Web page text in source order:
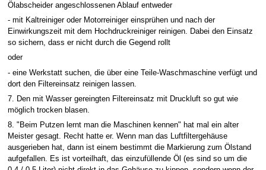
Ölabscheider angeschlossenen Ablauf entweder
- mit Kaltreiniger oder Motorreiniger einsprühen und nach der
Einwirkungszeit mit dem Hochdruckreiniger reinigen. Dabei den Einsatz
so sichern, dass er nicht durch die Gegend rollt
oder
- eine Werkstatt suchen, die über eine Teile-Waschmaschine verfügt und
dort den Filtereinsatz reinigen lassen.
7. Den mit Wasser gereingten Filtereinsatz mit Druckluft so gut wie
möglich trocken blasen.
8. "Beim Putzen lernt man die Maschinen kennen" hat mal ein alter
Meister gesagt. Recht hatte er. Wenn man das Luftfiltergehäuse
ausgerieben hat, dann ist einem bestimmt die Markierung zum Ölstand
aufgefallen. Es ist vorteilhaft, das einzufüllende Öl (es sind so um die